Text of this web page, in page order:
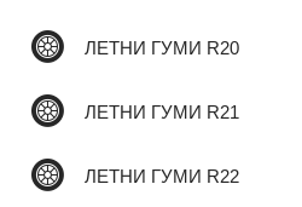
ЛЕТНИ ГУМИ R20
ЛЕТНИ ГУМИ R21
ЛЕТНИ ГУМИ R22